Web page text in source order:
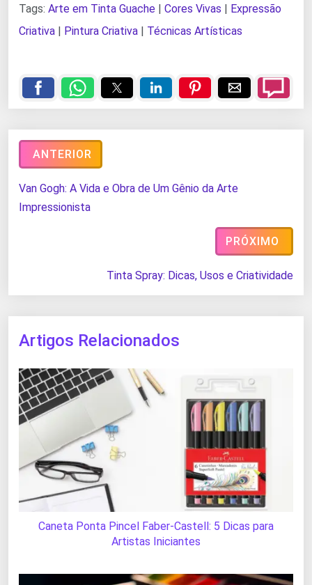
Tags: Arte em Tinta Guache | Cores Vivas | Expressão
Criativa | Pintura Criativa | Técnicas Artísticas
ANTERIOR
Van Gogh: A Vida e Obra de Um Gênio da Arte
Impressionista
PRÓXIMO
Tinta Spray: Dicas, Usos e Criatividade
Artigos Relacionados
Caneta Ponta Pincel Faber-Castell: 5 Dicas para
Artistas Iniciantes